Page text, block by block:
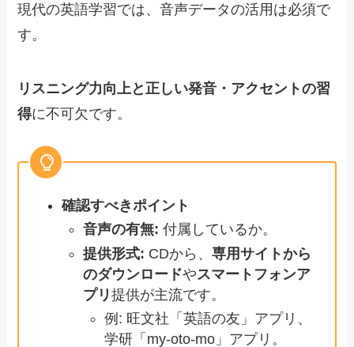
現代の英語学習では、音声データの活用は必須で
す。
リスニング力向上と正しい発音・アクセントの習
得に不可欠です。
確認すべきポイント
音声の有無: 付属しているか。
提供形式: CDから、専用サイトから
のダウンロードやスマートフォンア
プリ提供が主流です。
例: 旺文社「英語の友」アプリ、
学研「my-oto-mo」アプリ。